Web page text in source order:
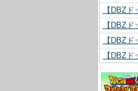
【DBZ
【DBZ
【DBZ
【DBZ
【DBZド
【DBZド